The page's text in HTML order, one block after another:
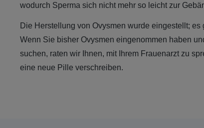
wodurch Sperma sich nicht mehr so leicht zur
Die Herstellung von Ovysmen wurde eingestellt; es
Wenn Sie bisher Ovysmen eingenommen haben
suchen, raten wir Ihnen, mit Ihrem Frauenarzt zu
eine neue Pille verschreiben.